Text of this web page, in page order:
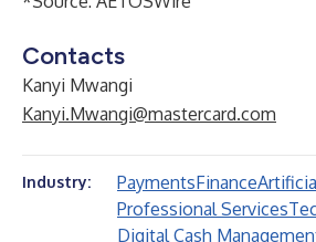
Contacts
Kanyi Mwangi
Kanyi.Mwangi@mastercard.com
Industry: PaymentsFinance
Professional Services
Digital Cash